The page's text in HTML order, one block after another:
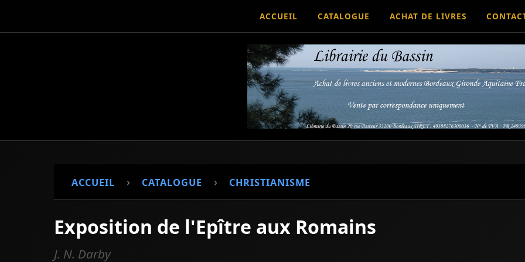
ACCUEIL CATALOGUE ACHAT DE LIVRES
ACCUEIL › CATALOGUE › CHRISTIANISME
Exposition de l'Epître aux Romains
J. N. Darby